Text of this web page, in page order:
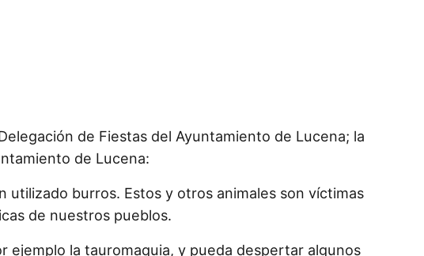
de Fiestas del Ayuntamiento de Lucena; la
de Lucena:
burros. Estos y otros animales son víctimas
de nuestros pueblos.
la tauromaquia, y pueda despertar algunos